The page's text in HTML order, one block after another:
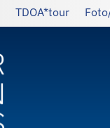
TDOA*tour